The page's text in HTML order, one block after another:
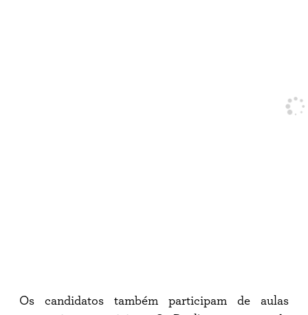
Os candidatos também participam de aulas